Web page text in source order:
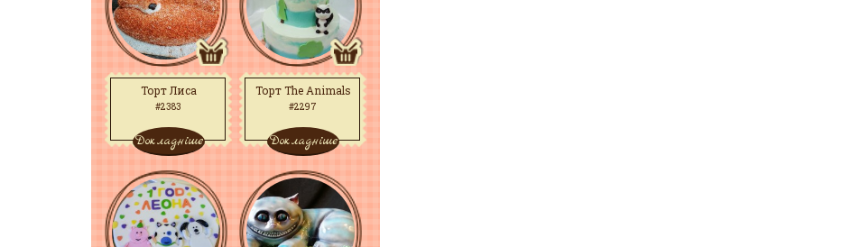
Торт Лиса
#2383
Докладніше
Торт The Animals
#2297
Докладніше